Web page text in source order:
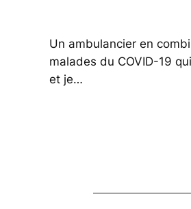
Un ambulancier en
malades du COVID-19
et je…